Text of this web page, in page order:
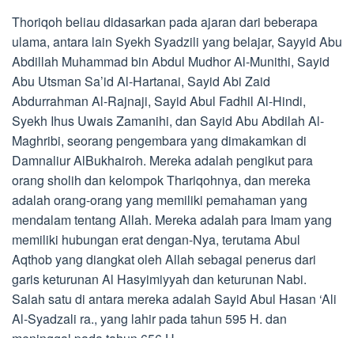
Thoriqoh beliau didasarkan pada ajaran dari beberapa
ulama, antara lain Syekh Syadzili yang belajar, Sayyid Abu
Abdillah Muhammad bin Abdul Mudhor Al-Munithi, Sayid
Abu Utsman Sa’id Al-Hartanai, Sayid Abi Zaid
Abdurrahman Al-Rajnaji, Sayid Abul Fadhil Al-Hindi,
Syekh Ihus Uwais Zamanihi, dan Sayid Abu Abdilah Al-
Maghribi, seorang pengembara yang dimakamkan di
Damnaliur AlBukhairoh. Mereka adalah pengikut para
orang sholih dan kelompok Thariqohnya, dan mereka
adalah orang-orang yang memiliki pemahaman yang
mendalam tentang Allah. Mereka adalah para Imam yang
memiliki hubungan erat dengan-Nya, terutama Abul
Aqthob yang diangkat oleh Allah sebagai penerus dari
garis keturunan Al Hasyimiyyah dan keturunan Nabi.
Salah satu di antara mereka adalah Sayid Abul Hasan ‘Ali
Al-Syadzali ra., yang lahir pada tahun 595 H. dan